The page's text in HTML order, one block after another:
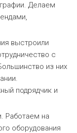
Делаем
выстроили
с
из них
подрядчик и
Работаем на
оборудования